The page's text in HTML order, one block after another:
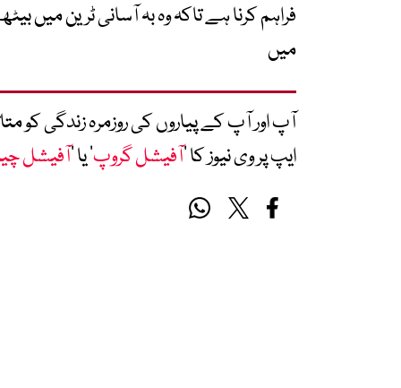
فراہم کرنا ہے تاکہ وہ بہ آسانی ٹرین
میں
آپ اور آپ کے پیاروں کی روزمرہ زندگی کو
ایپ پر وی نیوز کا ’آفیشل گروپ‘ یا ’آفیشل